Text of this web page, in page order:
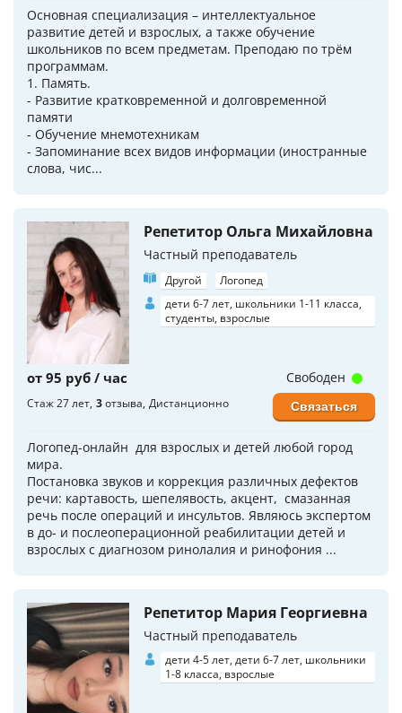
Основная специализация – интеллектуальное
развитие детей и взрослых, а также обучение
школьников по всем предметам. Преподаю по трём
программам.
1. Память.
- Развитие кратковременной и долговременной
памяти
- Обучение мнемотехникам
- Запоминание всех видов информации (иностранные
слова, чис...
Репетитор Ольга Михайловна
Частный преподаватель
Другой
Логопед
дети 6-7 лет, школьники 1-11 класса,
студенты, взрослые
от 95 руб / час
Стаж 27 лет 3отзыва Дистанционно
Логопед-онлайн для взрослых и детей любой город
мира.
Постановка звуков и коррекция различных дефектов
речи: картавость, шепелявость, акцент, смазанная
речь после операций и инсультов. Являюсь экспертом
в до- и послеоперационной реабилитации детей и
взрослых с диагнозом ринолалия и ринофония ...
Свободен
Связаться
Репетитор Мария Георгиевна
Частный преподаватель
дети 4-5 лет, дети 6-7 лет, школьники
1-8 класса, взрослые